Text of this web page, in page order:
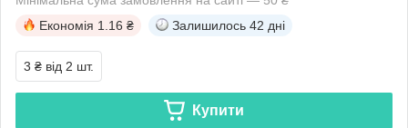
Економія 1.16 ₴ Залишилось 42 дні
3 ₴ від 2 шт.
Купити